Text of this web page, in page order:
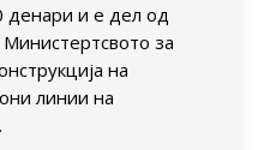
денари и е дел од
за
на
линии на